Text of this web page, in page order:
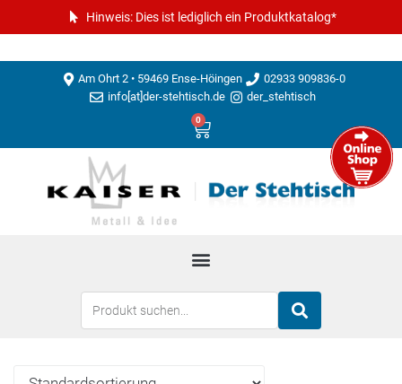
Hinweis: Dies ist lediglich ein Produktkatalog*
Am Ohrt 2 • 59469 Ense-Höingen
02933 909836-0
info[at]der-stehtisch.de
der_stehtisch
0